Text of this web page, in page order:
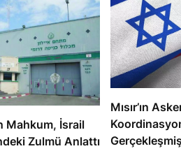
Mahkum, İsrail
Zulmü Anlattı
Mısır’ın
Gerçekleşmiş